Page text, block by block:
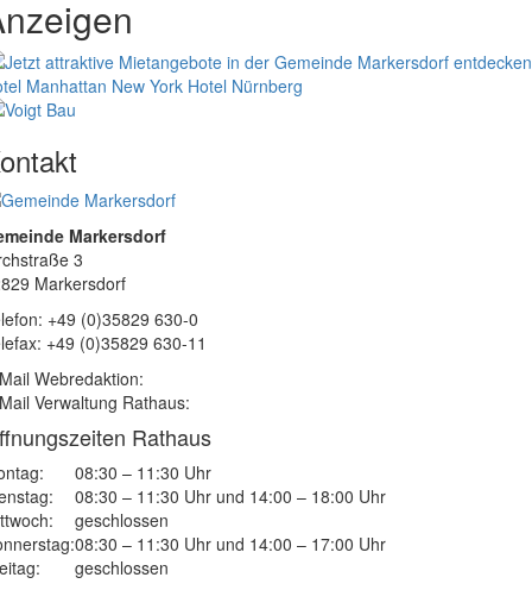
Manhattan New York Hotel Nürnberg
Markersdorf
3
Markersdorf
+49 (0)35829 630-0
+49 (0)35829 630-11
Webredaktion:
Verwaltung Rathaus:
Rathaus
08:30 – 11:30 Uhr
08:30 – 11:30 Uhr und 14:00 – 18:00 Uhr
geschlossen
08:30 – 11:30 Uhr und 14:00 – 17:00 Uhr
geschlossen